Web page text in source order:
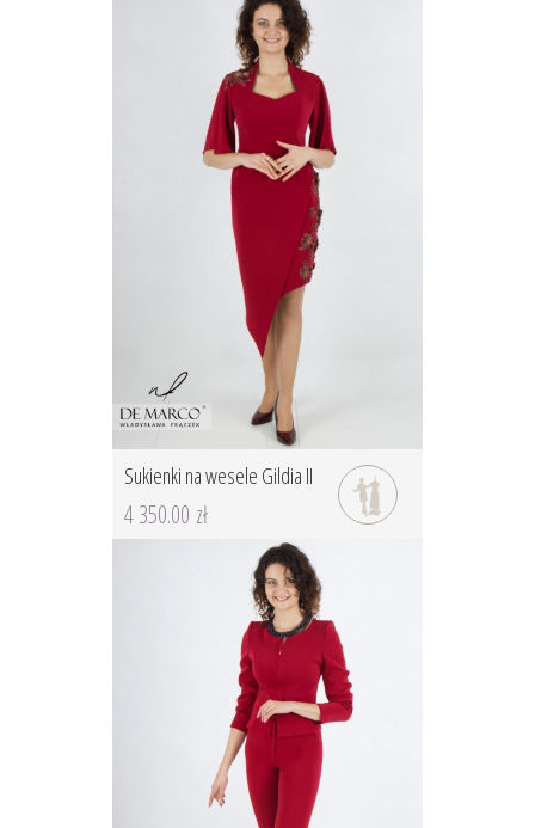
Sukienki na wesele Gildia II
4 350.00 zł